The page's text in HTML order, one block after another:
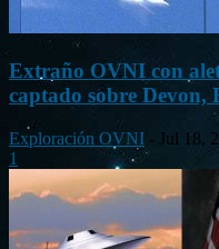
Extraño OVNI con
captado sobre Devon,
Exploración OVNI - Jul 18,
1